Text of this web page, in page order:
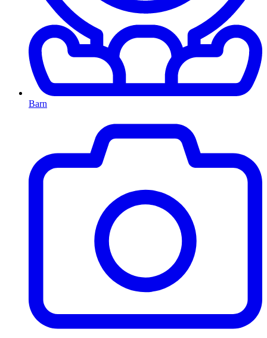
Barn